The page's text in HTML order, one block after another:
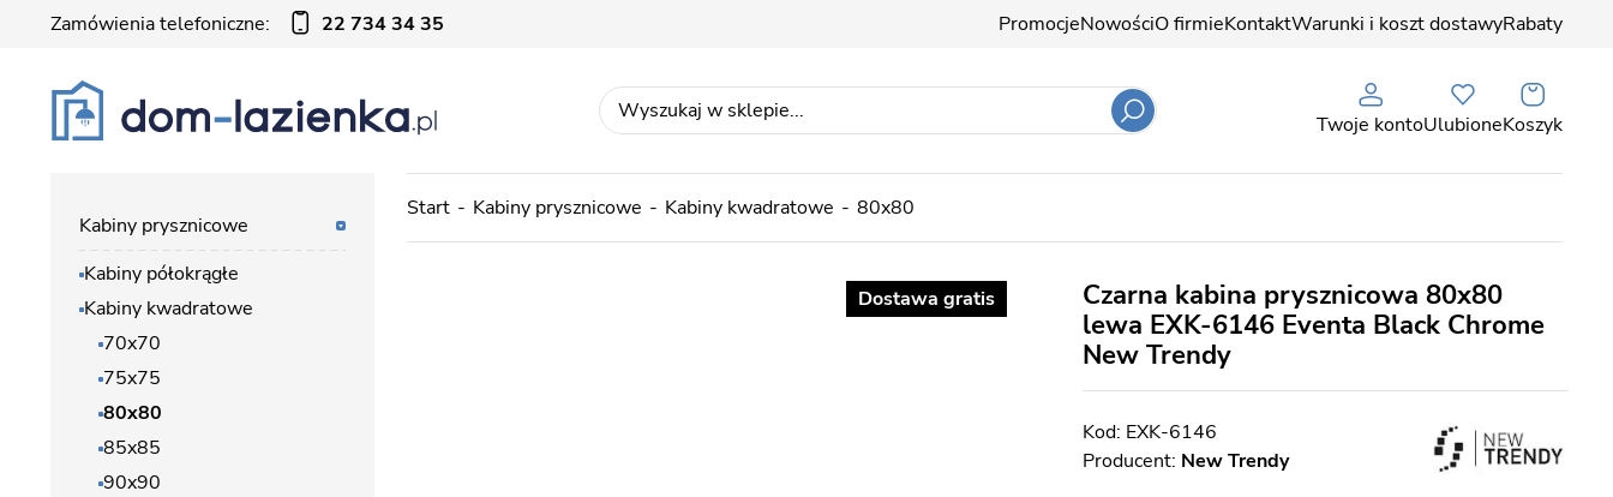
Zamówienia telefoniczne: 22 734 34 35 PromocjeNowościO firmieKontaktWarunki i koszt dostawyRabaty
Twoje kontoUlubioneKoszyk
Start Kabiny prysznicowe Kabiny kwadratowe 80x80
Dostawa gratis
Czarna kabina prysznicowa 80x80
lewa EXK-6146 Eventa Black Chrome
New Trendy
EXK-6146
Producent: New Trendy
Kabiny prysznicowe
Kabiny półokrągłe
Kabiny kwadratowe
70x70
75x75
80x80
85x85
90x90